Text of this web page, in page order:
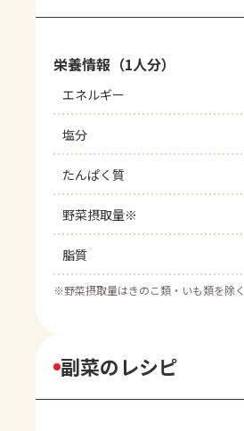
栄養情報（1人分）
エネルギー
塩分
たんぱく質
野菜摂取量※
脂質
※野菜摂取量はきのこ類・いも類を除く
副菜のレシピ